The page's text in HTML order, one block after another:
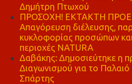
Δημήτρη Πτωχού
ΠΡΟΣΟΧΗ! ΕΚΤΑΚΤΗ
Απαγόρευση διέλευσης,
κυκλοφορίας προσώπων
περιοχές NATURA
Δαβάκης: Δημοσιεύτηκε η
Διαγωνισμού για το
Σπάρτης